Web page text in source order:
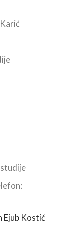
Ejub Kostić